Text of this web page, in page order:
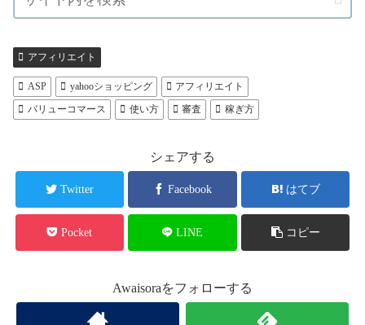
アフィリエイト
ASP yahooショッピング
アフィリエイト
バリューコマース
使い方 審査 稼ぎ方
シェアする
Twitter Facebook はてブ
Pocket LINE コピー
Awaisoraをフォローする